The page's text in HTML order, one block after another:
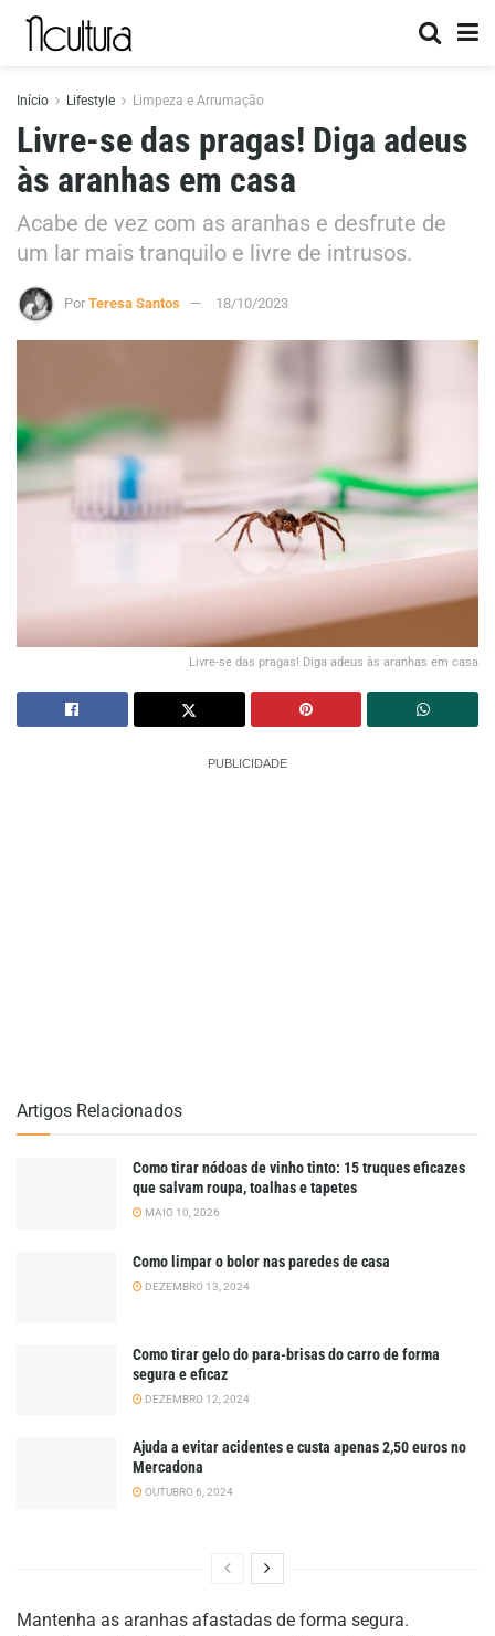
Início Lifestyle Limpeza e Arrumação
Livre-se das pragas! Diga adeus
às aranhas em casa
Acabe de vez com as aranhas e desfrute de
um lar mais tranquilo e livre de intrusos.
Por Teresa Santos 18/10/2023
Livre-se das pragas! Diga adeus às aranhas em casa
PUBLICIDADE
Artigos Relacionados
Como tirar nódoas de vinho tinto: 15 truques eficazes
que salvam roupa, toalhas e tapetes
MAIO 10, 2026
Como limpar o bolor nas paredes de casa
DEZEMBRO 13, 2024
Como tirar gelo do para-brisas do carro de forma
segura e eficaz
DEZEMBRO 12, 2024
Ajuda a evitar acidentes e custa apenas 2,50 euros no
Mercadona
OUTUBRO 6, 2024
Mantenha as aranhas afastadas de forma segura.